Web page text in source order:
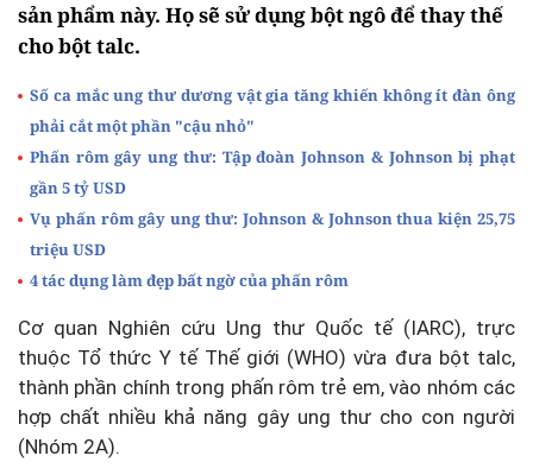
sản phẩm này. Họ sẽ sử dụng bột ngô để thay thế
cho bột talc.
Số ca mắc ung thư dương vật gia tăng khiến không ít đàn ông
phải cắt một phần "cậu nhỏ"
Phấn rôm gây ung thư: Tập đoàn Johnson & Johnson bị phạt
gần 5 tỷ USD
Vụ phấn rôm gây ung thư: Johnson & Johnson thua kiện 25,75
triệu USD
4 tác dụng làm đẹp bất ngờ của phấn rôm
Cơ quan Nghiên cứu Ung thư Quốc tế (IARC), trực
thuộc Tổ thức Y tế Thế giới (WHO) vừa đưa bột talc,
thành phần chính trong phấn rôm trẻ em, vào nhóm các
hợp chất nhiều khả năng gây ung thư cho con người
(Nhóm 2A).